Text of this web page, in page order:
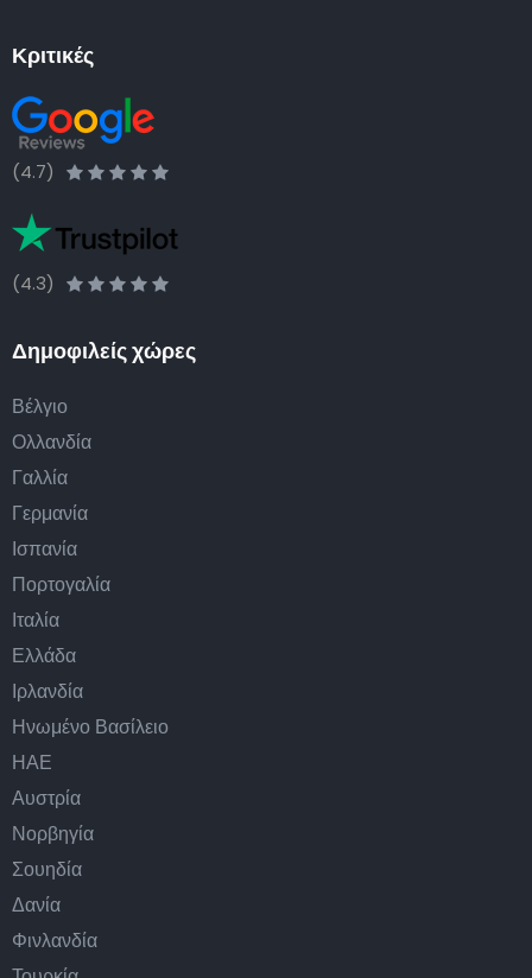
Κριτικές
(4.7)
(4.3)
Δημοφιλείς χώρες
Βέλγιο
Ολλανδία
Γαλλία
Γερμανία
Ισπανία
Πορτογαλία
Ιταλία
Ελλάδα
Ιρλανδία
Ηνωμένο Βασίλειο
ΗΑΕ
Αυστρία
Νορβηγία
Σουηδία
Δανία
Φινλανδία